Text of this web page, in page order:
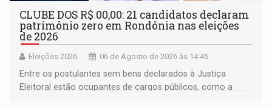
CLUBE DOS R$ 00,00: 21 candidatos declaram
patrimônio zero em Rondônia nas eleições
de 2026
Eleições 2026 06 de Agosto de 2026 às 14:45
Entre os postulantes sem bens declarados à Justiça
Eleitoral estão ocupantes de cargos públicos, como a